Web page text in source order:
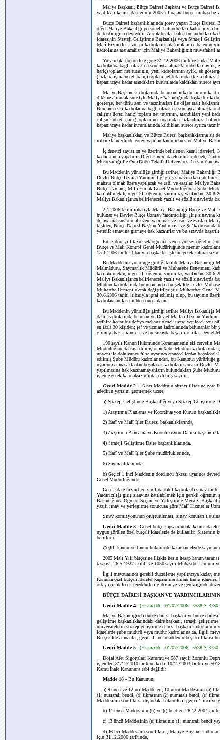
Maliye Başkanı, Bütçe Dairesi Başkanı ve Bütçe Dairesi
yaptıkları kamu idarelerinin 2005 yılına ait bütçe,
Bütçe Dairesi başkanlıklarında görev yapan Bütçe Dairesi
diğer Maliye Bakanlığı personeli bulundukları kadrolarıyla
defterdarlığına devredilir. Ancak bunlar halen bulundukları
idaresinin Strateji Geliştirme Başkanlığı veya Strateji
Malî Hizmetler Uzmanı kadrolarına atanacaklar ile halen
kadrolarına atanacaklar için Maliye Bakanlığının muvafakati
Yukarıdaki hükümlere göre 31.12.2006 tarihine kadar
kadrolarına bağlı olarak en son ayda almakta oldukları
hariç) toplam net tutarının, yeni kadrolarının aylık, ek
(fazla çalışma ücreti hariç) toplam net tutarından fazla
kapanıncaya kadar atandıkları kurumlarda kaldıkları sürece
Maliye Başkanı kadrolarında bulunanlar kadrolarının
dikkate alınmak suretiyle Maliye Bakanlığında başka bir
gösterge, her türlü zam ve tazminatları ile diğer malî
Bunların eski kadrolarına bağlı olarak en son ayda almakta
çalışma ücreti hariç) toplam net tutarının, atandıkları yeni
çalışma ücreti hariç) toplam net tutarından fazla olması
kapanıncaya kadar kurumlarında kaldıkları sürece ayrıca
Maliye başkanlıkları ve Bütçe Dairesi başkanlıklarına ait
itibarıyla nezdinde görev yapılan kamu idaresine Maliye
İç denetçi sayısı on ve üzerinde belirlenen kamu idareleri,
kadar atama yapabilir. Diğer kamu idarelerinin iç denetçi
Müsteşarlığı ile Orta Doğu Teknik Üniversitesi bu
Bu Maddenin yürürlüğe girdiği tarihte; Maliye Bakanlığı
Devlet Bütçe Uzman Yardımcılığı giriş sınavına
mahsus olmak üzere yapılacak ve usûl ve esasları Maliye
Bütçe Uzmanı, Milli Emlak Genel Müdürlüğünün Şube
katılabilmek için gerekli öğrenim şartını taşıyanlardan,
Maliye Bakanlığınca belirlenecek yazılı ve sözlü sınavlarda
2.1.2006 tarihi itibarıyla Maliye Bakanlığı Bütçe ve Mali
bulunan ve Devlet Bütçe Uzman Yardımcılığı giriş
defaya mahsus olmak üzere yapılacak ve usûl ve esasları
kişiden; Bütçe Dairesi Başkan Yardımcısı ve Şef
yeterlik sınavına girmeye hak kazanırlar ve bu sınavda
En az dört yıllık yüksek öğrenim veren yüksek öğretim
Bütçe ve Mali Kontrol Genel Müdürlüğünde memur
15.1.2006 tarihi itibarıyla başka bir işleme gerek kalmaksızın
Bu Maddenin yürürlüğe girdiği tarihte Maliye Bakanlığı
Malmüdürü, Saymanlık Müdürü ve Muhasebe Denetmeni
katılabilmek için gerekli öğrenim şartını taşıyanlardan,
Maliye Bakanlığınca belirlenecek yazılı ve sözlü sınavlarda
Müdürü kadrolarında bulunanlardan bu şekilde Devlet
Muhasebe Uzmanı olarak değiştirilmiştir. Muhasebat Genel
30.6.2006 tarihi itibarıyla iptal edilmiş olup, bu sayının
kadrolara anılan tarihten önce atanır.
Bu Maddenin yürürlüğe girdiği tarihte Maliye Bakanlığı
dahil kadrolarında bulunan ve Devlet Malları Uzman
tarihine kadar bir defaya mahsus olmak üzere yapılacak ve
en fazla 30 kişiden; şef ve uzman kadrolarında bulunanlar bir
girmeye hak kazanırlar ve bu sınavda başarılı olanlar Devlet
190 sayılı Kanun Hükmünde Kararnamenin eki cetvelin
Müdürlüğüne tahsis edilmiş olan Şube Müdürü
unvanı ile dokuzuncu fıkra uyarınca atanacaklardan
edilmiş Şube Müdürü kadrolarından, bu Kanunun yürürlüğe
uyarınca atanacaklardan boşalacak kadroların unvanı Devlet
yapılmasına hak kazanamayanların bulundukları Şube
işleme gerek kalmaksızın iptal edilmiş sayılır.
Geçici Madde 2 - 16 ncı Maddenin altıncı fıkrasına
adedinin yarısını geçmemek üzere;
a) Strateji Geliştirme Başkanlığı veya Strateji Geliştirme
1) Araştırma Planlama ve Koordinasyon Kurulu
2) İdarî ve Malî İşler Dairesi başkanlıklarında,
3) Araştırma Planlama ve Koordinasyon Dairesi
4) Strateji Geliştirme Daire başkanlıklarında,
5) İdarî ve Malî İşler Şube müdürlüklerinde,
6) Saymanlıklarında,
b) Geçici 1 inci Maddenin dördüncü fıkrası uyarınca
Genel Müdürlüğünde,
Genel idare hizmetleri sınıfına dahil kadrolarda sınav
Yardımcılığı giriş sınavına katılabilmek için gerekli
Bakanlığınca Öğrenci Seçme ve Yerleştirme Merkezi
yazılı sınav ve yerleştirme sonucuna göre Malî Hizmetler
Sınav komisyonunun oluşturulması, sınav konuları ile
Geçici Madde 3 - Genel bütçe kapsamındaki kamu
uygun görülen özel bütçeli idarelerde de kullanılır. Sistemin
belirlenir.
Çeşitli kanun ve kanun hükmünde kararnamelerde sayman
2005 Malî Yılı bütçesine ilişkin kesin hesap kanun
tasarısı, 26.5.1927 tarihli ve 1050 sayılı Muhasebei
İlgili mevzuatında gerekli düzenleme yapılıncaya kadar,
Kanunla özel bütçeli idareler kapsamına alınan kamu idareleri
ortaya çıkabilecek tereddütleri gidermeye ve gerektiğinde
BÜTÇE DAİRESİ BAŞKAN VE
Geçici Madde 4 - (Ek madde : 01/07/2006 - 5538 S.K/
Maliye Bakanlığında bütçe dairesi başkanı ve bütçe
geliştirme başkanlıklarındaki daire başkanı, strateji
üniversitelerin strateji geliştirme dairesi başkanı kadrolarının
idarelerde şube müdürü veya müdür kadrolarına da, ilgili
Bu şekilde atananlar, geçici 1 inci maddenin beşinci fıkrası
Geçici Madde 5 - (Ek madde : 01/07/2006 - 5538 S.K/
Doğal Afet Sigortaları Kurumu ve 587 sayılı Zorunlu
işlemler, 31/12/2010 tarihine kadar 10/12/2003 tarihli ve
Kamu İhale Kanununa tâbi değildir.
Madde 18 - Bu Kanunun;
a) 9 uncu ve 12 nci Maddeleri; 10 uncu Maddesinin (a)
(1) numaralı bendi, (d) fıkrasının (2) numaralı bendi, (e)
Maddesinin son fıkrası dışındaki hükümleri; geçici 1 inci ve
b) 14 üncü Maddesinin (b) ve (c) bentleri 26.12.2004
c) 13 üncü Maddesinin (e) fıkrasının (1) numaralı bendi
d) 16 ncı Maddesinin son fıkrası, Maliye Başkanı
için 31.12.2006 tarihinde,